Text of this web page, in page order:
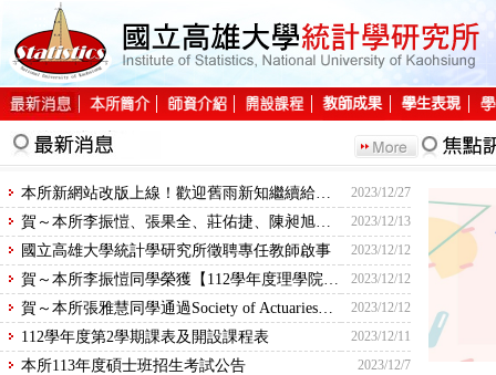
本所新網站改版上線！ 歡迎舊雨新知繼續給予支持及指教! 2023/12/27
賀～本所李振愷、張果全、莊佑捷、陳昶旭等四位同學取得經濟部「巨量資料分析師-初級能力鑑定」證書 2023/12/13
國立高雄大學統計學研究所徵聘專任教師啟事 2023/12/12
賀～本所李振愷同學榮獲【112學年度理學院專題製作成果展競賽】數學統計組-優等獎 2023/12/12
賀～本所張雅慧同學通過Society of Actuaries精算師考試 2023/12/12
112學年度第2學期課表及開設課程表 2023/12/11
本所113年度碩士班招生考試公告 2023/12/7